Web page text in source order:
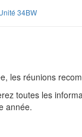
34BW
les réunions
toutes les
année.